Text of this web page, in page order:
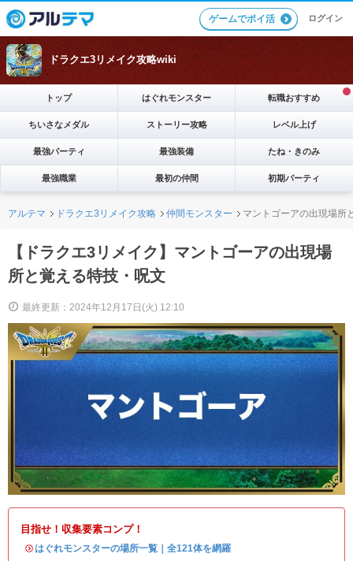
ゲームでポイ活 ログイン
ドラクエ3リメイク攻略wiki
トップ はぐれモンスター 転職おすすめ
ちいさなメダル ストーリー攻略 レベル上げ
最強パーティ 最強装備 たね・きのみ
最強職業 最初の仲間 初期パーティ
アルテマ ドラクエ3リメイク攻略 仲間モンスター マントゴーアの出現場所
【ドラクエ3リメイク】マントゴーアの出現場
所と覚える特技・呪文
最終更新：2024年12月17日(火) 12:10
目指せ！収集要素コンプ！
・はぐれモンスターの場所一覧｜全121体を網羅